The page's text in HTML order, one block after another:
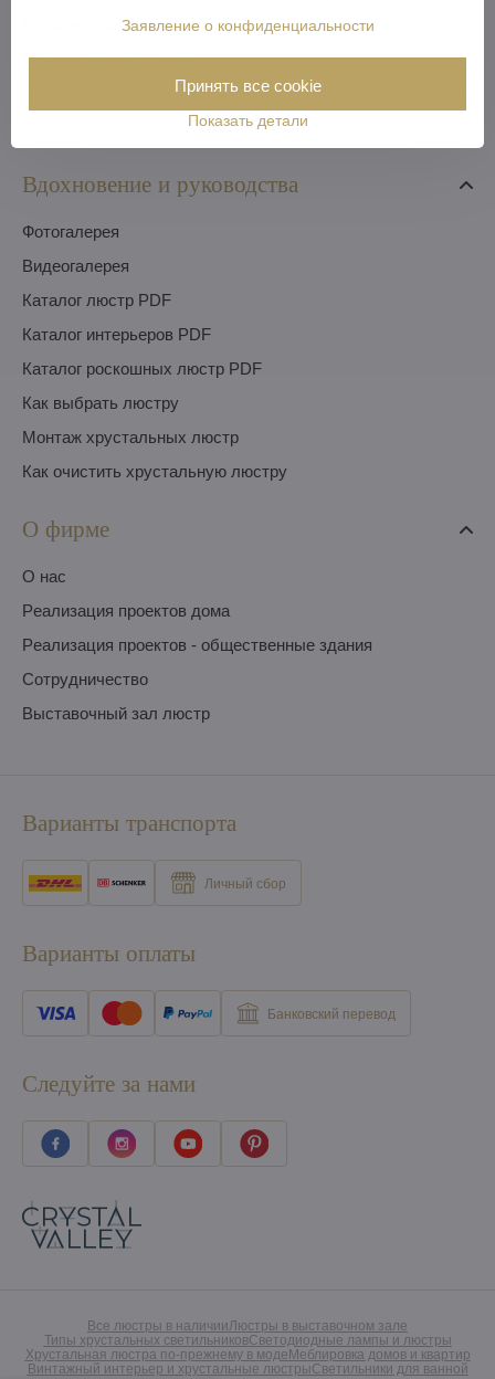
Условия продажи
Охрана личных данных
Вдохновение и руководства
Фотогалерея
Видеогалерея
Каталог люстр PDF
Каталог интерьеров PDF
Каталог роскошных люстр PDF
Как выбрать люстру
Монтаж хрустальных люстр
Как очистить хрустальную люстру
О фирме
O нас
Pеализация проектов дома
Pеализация проектов - общественные здания
Сотрудничество
Выставочный зал люстр
Варианты транспорта
Личный сбор
Варианты оплаты
Банковский перевод
Следуйте за нами
Все люстры в наличииЛюстры в выставочном зале
Типы хрустальных светильниковСветодиодные лампы и люстры
Хрустальная люстра по-прежнему в моде Меблировка домов и квартир
Винтажный интерьер и хрустальные люстрыСветильники для ванной
Заявление о конфиденциальности
Показать детали
Принять все cookie